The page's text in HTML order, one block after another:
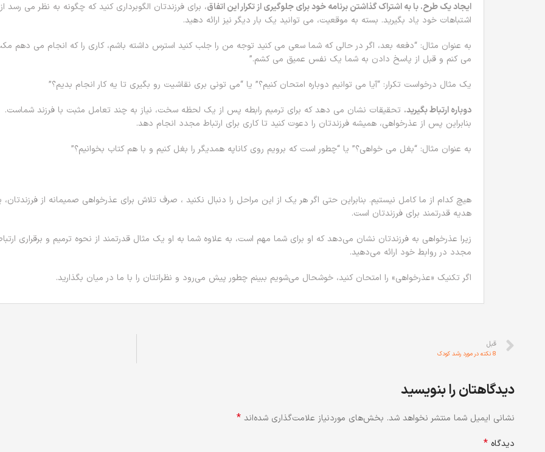
ایجاد یک طرح. با به اشتراک گذاشتن برنامه خود برای جلوگیری از تکرار این اتفاق، برای فرزندتان الگوبرداری کنید که چگونه به نظر می رسد از
اشتباهات خود یاد بگیرید. بسته به موقعیت، می توانید یک بار دیگر نیز ارائه دهید.
به عنوان مثال: “دفعه بعد، اگر در حالی که شما سعی می کنید توجه من را جلب کنید استرس داشته باشم، کاری را که انجام می دهم
می کنم و قبل از پاسخ دادن به شما یک نفس عمیق می کشم.”
یک مثال درخواست تکرار: “آیا می توانیم دوباره امتحان کنیم؟” یا “می تونی بری نقاشیت رو بگیری تا یه کار انجام بدیم؟”
دوباره ارتباط بگیرید. تحقیقات نشان می دهد که برای ترمیم رابطه پس از یک لحظه سخت، نیاز به چند تعامل مثبت با فرزند شماست.
بنابراین پس از عذرخواهی، همیشه فرزندتان را دعوت کنید تا کاری برای ارتباط مجدد انجام دهد.
به عنوان مثال: “بغل می خواهی؟” یا “چطور است که برویم روی کاناپه همدیگر را بغل کنیم و با هم کتاب بخوانیم؟”
هیچ کدام از ما کامل نیستیم. بنابراین حتی اگر هر یک از این مراحل را دنبال نکنید ، صرف تلاش برای عذرخواهی صمیمانه از
هدیه قدرتمند برای فرزندتان است.
زیرا عذرخواهی به فرزندتان نشان می‌دهد که او برای شما مهم است، به علاوه شما به او یک مثال قدرتمند از نحوه ترمیم و برقراری
مجدد در روابط خود ارائه می‌دهید.
اگر تکنیک «عذرخواهی» را امتحان کنید، خوشحال می‌شویم ببینم چطور پیش می‌رود و نظراتتان را با ما در میان بگذارید.
قبل
8 نکته در مورد رشد کودک
دیدگاهتان را بنویسید
نشانی ایمیل شما منتشر نخواهد شد. بخش‌های موردنیاز علامت‌گذاری شده‌اند *
دیدگاه *